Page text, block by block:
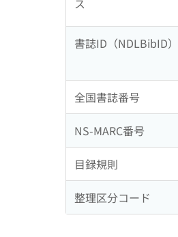
ス
書誌ID（NDLBibID）
全国書誌番号
NS-MARC番号
目録規則
整理区分コード